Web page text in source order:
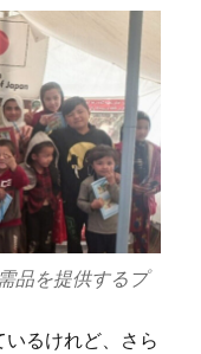
品を提供するプ
るけれど、さら